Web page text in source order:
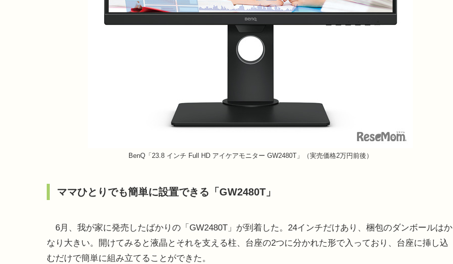
BenQ「23.8 インチ Full HD アイケアモニター GW2480T」（実売価格2万円前後）
ママひとりでも簡単に設置できる「GW2480T」
6月、我が家に発売したばかりの「GW2480T」が到着した。24インチだけあり、梱包のダンボールはか
なり大きい。開けてみると液晶とそれを支える柱、台座の2つに分かれた形で入っており、台座に挿し込
むだけで簡単に組み立てることができた。